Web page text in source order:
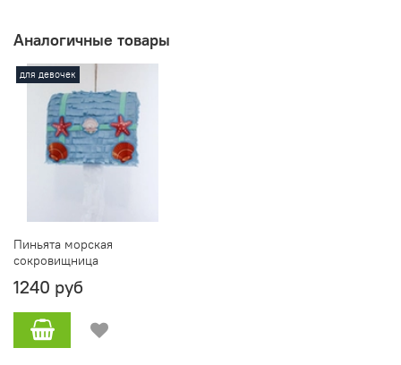
Аналогичные товары
для девочек
Пиньята морская
сокровищница
1240 руб